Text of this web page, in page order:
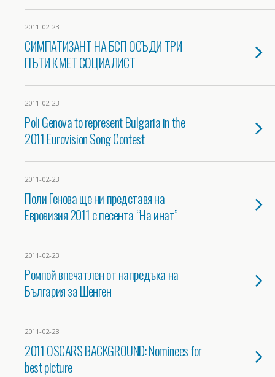
2011-02-23
СИМПАТИЗАНТ НА БСП ОСЪДИ ТРИ
ПЪТИ КМЕТ СОЦИАЛИСТ
2011-02-23
Poli Genova to represent Bulgaria in the
2011 Eurovision Song Contest
2011-02-23
Поли Генова ще ни представя на
Евровизия 2011 с песента “На инат”
2011-02-23
Ромпой впечатлен от напредъка на
България за Шенген
2011-02-23
2011 OSCARS BACKGROUND: Nominees for
best picture